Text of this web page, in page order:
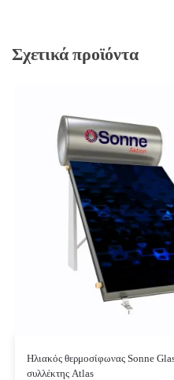
Σχετικά προϊόντα
Ηλιακός θερμοσίφωνας Sonne
συλλέκτης Atlas